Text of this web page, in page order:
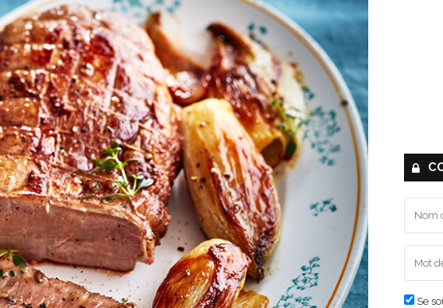
Se